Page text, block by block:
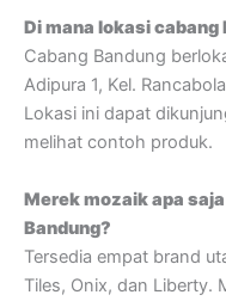
Di mana lokasi cabang
Cabang Bandung
Adipura 1, Kel.
Lokasi ini dapat
melihat contoh produk.
Merek mozaik apa
Bandung?
Tersedia empat brand
Tiles, Onix, dan Liberty.